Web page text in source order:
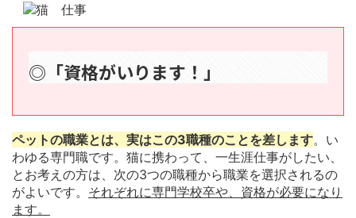
◎「資格がいります！」
ペットの職業とは、実はこの3職種のことを差します。い
わゆる専門職です。猫に携わって、一生涯仕事がしたい、
とお考えの方は、次の3つの職種から職業を選択されるの
がよいです。 それぞれに専門学校卒や、資格が必要になり
ます。